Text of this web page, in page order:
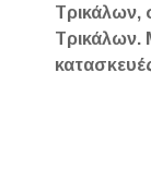
Τρικάλων,
Τρικάλων.